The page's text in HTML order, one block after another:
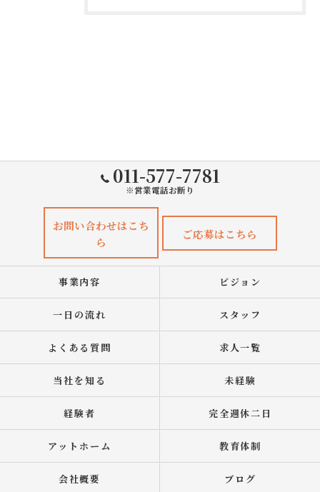
011-577-7781
※営業電話お断り
お問い合わせはこち
ら
ご応募はこちら
事業内容 ビジョン
一日の流れ スタッフ
よくある質問 求人一覧
当社を知る 未経験
経験者 完全週休二日
アットホーム 教育体制
会社概要 ブログ